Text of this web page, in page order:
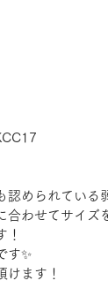
められている
わせてサイズ
す✨
ます！